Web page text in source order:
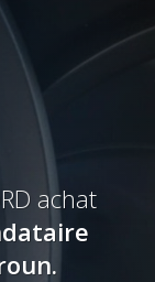
achat